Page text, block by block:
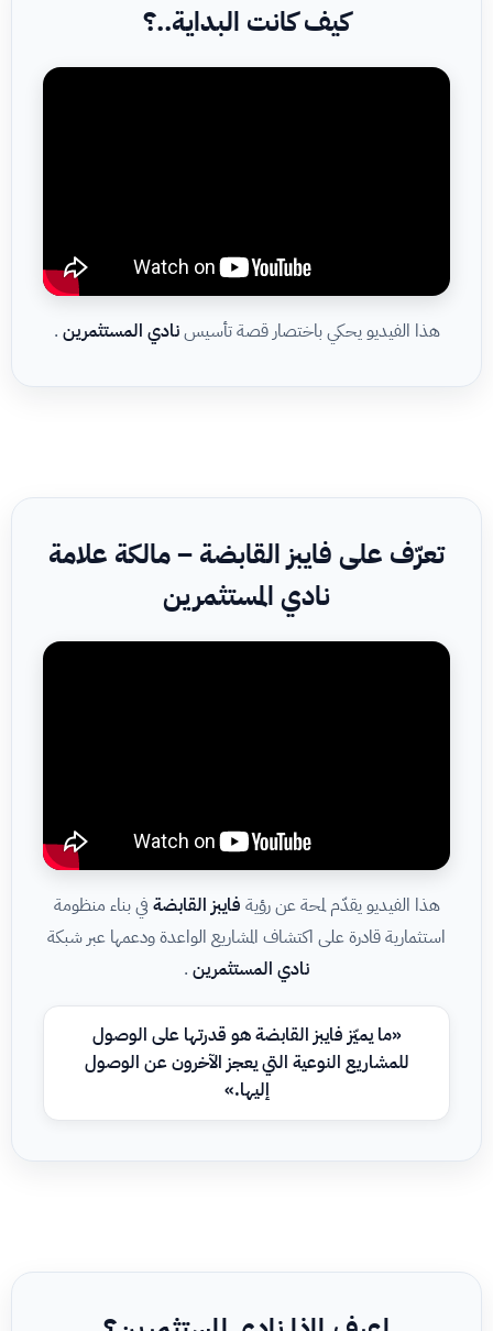
كيف كانت البداية..؟
هذا الفيديو يحكي باختصار قصة تأسيسنادي المستثمرين .
تعرّف على فايبز القابضة – مالكة علامة
نادي المستثمرين
هذا الفيديو يقدّم لمحة عن رؤية فايبز القابضة في بناء منظومة
استثمارية قادرة على اكتشاف المشاريع الواعدة ودعمها عبر شبكة
نادي المستثمرين .
«ما يميّز فايبز القابضة هو قدرتها على الوصول
للمشاريع النوعية التي يعجز الآخرون عن الوصول
إليها.»